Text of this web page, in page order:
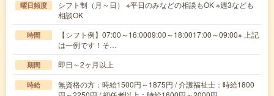
曜日頻度
シフト制（月～日） ※平日のみなどの相談もOK ※週3なども
相談OK
時間
【シフト例】07:00～16:0009:00～18:0017:00～09:00※ 上記
は一例です！そ…
期間 即日～2ヶ月以上
時給
無資格の方：時給1500円～1875円 / 介護福祉士：時給1800